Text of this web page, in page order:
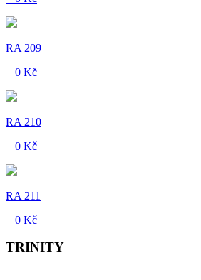
RA 209
+ 0 Kč
RA 210
+ 0 Kč
RA 211
+ 0 Kč
TRINITY